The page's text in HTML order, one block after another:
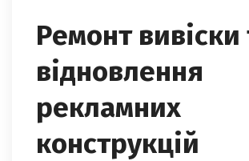
Ремонт вивіски
відновлення
рекламних
конструкцій